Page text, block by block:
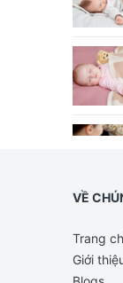
VỀ
Trang
Giới